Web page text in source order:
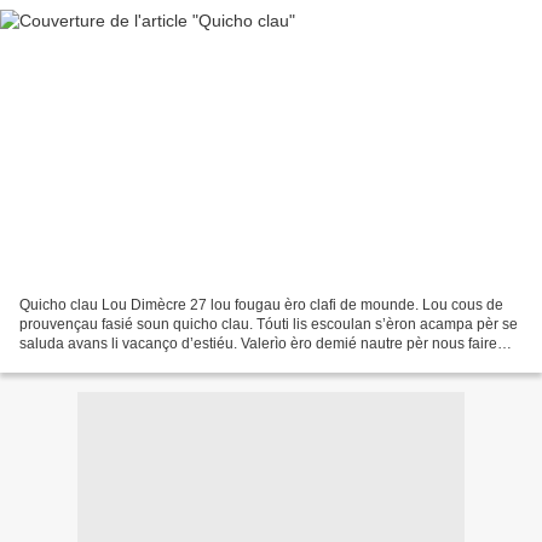
Quicho clau Lou Dimècre 27 lou fougau èro clafi de mounde. Lou cous de
prouvençau fasié soun quicho clau. Tóuti lis escoulan s’èron acampa pèr se
saluda avans li vacanço d’estiéu. Valerìo èro demié nautre pèr nous faire